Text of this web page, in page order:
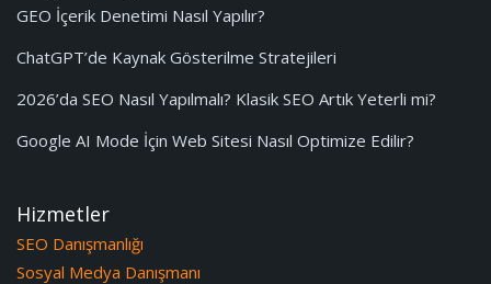
GEO İçerik Denetimi Nasıl Yapılır?
ChatGPT’de Kaynak Gösterilme Stratejileri
2026’da SEO Nasıl Yapılmalı? Klasik SEO Artık Yeterli mi?
Google AI Mode İçin Web Sitesi Nasıl Optimize Edilir?
Hizmetler
SEO Danışmanlığı
Sosyal Medya Danışmanı